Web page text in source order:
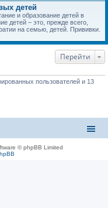
детей
и образование детей в
детей – это, прежде всего,
на семью, детей. Прививки.
Перейти
пользователей и 13
© phpBB Limited